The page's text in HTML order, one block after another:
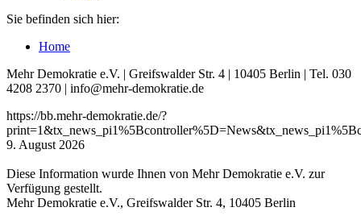
Sie befinden sich hier:
Home
Mehr Demokratie e.V. | Greifswalder Str. 4 | 10405 Berlin | Tel. 030
4208 2370 | info@mehr-demokratie.de
https://bb.mehr-demokratie.de/?
9. August 2026
Diese Information wurde Ihnen von Mehr Demokratie e.V. zur
Verfügung gestellt.
Mehr Demokratie e.V., Greifswalder Str. 4, 10405 Berlin